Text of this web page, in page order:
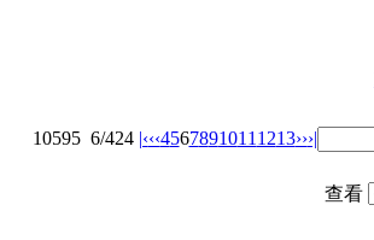
10595 6/424 |‹‹‹4567891011 1213›››|
查看